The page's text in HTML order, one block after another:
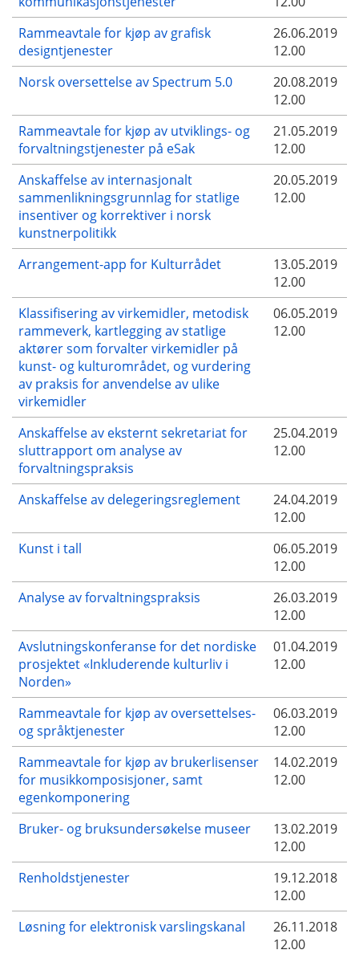
Rammeavtale for kjøp av grafisk
designtjenester
26.06.2019
12.00
Norsk oversettelse av Spectrum 5.0
20.08.2019
12.00
Rammeavtale for kjøp av utviklings- og
forvaltningstjenester på eSak
21.05.2019
12.00
Anskaffelse av internasjonalt
sammenlikningsgrunnlag for statlige
insentiver og korrektiver i norsk
kunstnerpolitikk
20.05.2019
12.00
Arrangement-app for Kulturrådet
13.05.2019
12.00
Klassifisering av virkemidler, metodisk
rammeverk, kartlegging av statlige
aktører som forvalter virkemidler på
kunst- og kulturområdet, og vurdering
av praksis for anvendelse av ulike
virkemidler
06.05.2019
12.00
Anskaffelse av eksternt sekretariat for
sluttrapport om analyse av
forvaltningspraksis
25.04.2019
12.00
Anskaffelse av delegeringsreglement
24.04.2019
12.00
Kunst i tall
06.05.2019
12.00
Analyse av forvaltningspraksis
26.03.2019
12.00
Avslutningskonferanse for det nordiske
prosjektet «Inkluderende kulturliv i
Norden»
01.04.2019
12.00
Rammeavtale for kjøp av oversettelses-
og språktjenester
06.03.2019
12.00
Rammeavtale for kjøp av brukerlisenser
for musikkomposisjoner, samt
egenkomponering
14.02.2019
12.00
Bruker- og bruksundersøkelse museer
13.02.2019
12.00
Renholdstjenester
19.12.2018
12.00
Løsning for elektronisk varslingskanal
26.11.2018
12.00